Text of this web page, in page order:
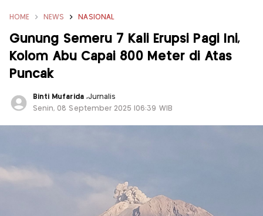
HOME NEWS NASIONAL
Gunung Semeru 7 Kali Erupsi Pagi Ini,
Kolom Abu Capai 800 Meter di Atas
Puncak
Binti Mufarida ,Jurnalis
Senin, 08 September 2025 |06:39 WIB